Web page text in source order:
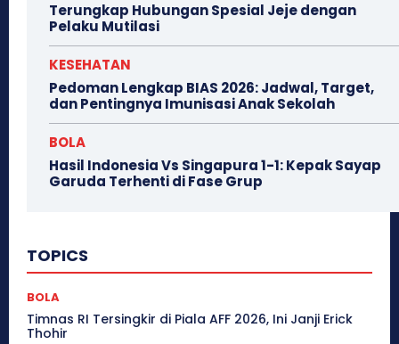
Terungkap Hubungan Spesial Jeje dengan
Pelaku Mutilasi
KESEHATAN
Pedoman Lengkap BIAS 2026: Jadwal, Target,
dan Pentingnya Imunisasi Anak Sekolah
BOLA
Hasil Indonesia Vs Singapura 1-1: Kepak Sayap
Garuda Terhenti di Fase Grup
TOPICS
BOLA
Timnas RI Tersingkir di Piala AFF 2026, Ini Janji Erick
Thohir